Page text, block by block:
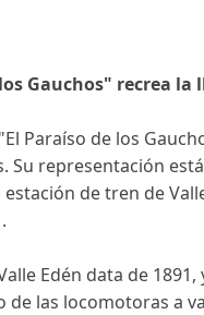
Gauchos" recrea
Paraíso de los
Su representación
de tren de
Edén data de
las locomotoras a